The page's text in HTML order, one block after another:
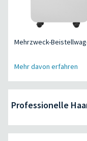
Mehrzweck-
Mehr davon erfahren
Professionelle